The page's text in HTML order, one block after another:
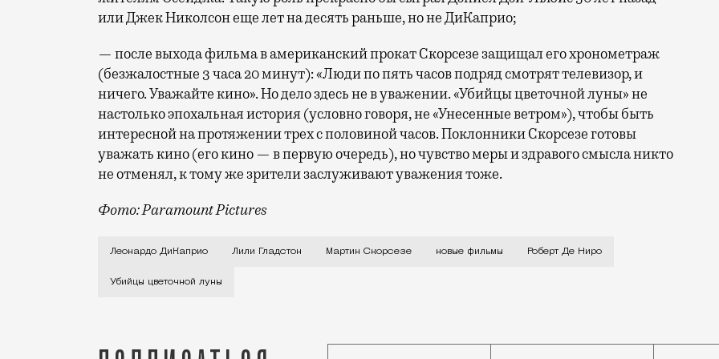
или Джек Николсон еще лет на десять раньше, но не ДиКаприо;
— после выхода фильма в американский прокат Скорсезе защищал его хронометраж
(безжалостные 3 часа 20 минут): «Люди по пять часов подряд смотрят телевизор, и
ничего. Уважайте кино». Но дело здесь не в уважении. «Убийцы цветочной луны» не
настолько эпохальная история (условно говоря, не «Унесенные ветром»), чтобы быть
интересной на протяжении трех с половиной часов. Поклонники Скорсезе готовы
уважать кино (его кино — в первую очередь), но чувство меры и здравого смысла никто
не отменял, к тому же зрители заслуживают уважения тоже.
Фото: Paramount Pictures
Когда Мартин Скорсезе задумал экранизировать одноименную книгу Дэвида Гранна 2017
Леонардо ДиКаприо Лили Гладстон Мартин Скорсезе новые фильмы Роберт Де Ниро
Убийцы цветочной луны